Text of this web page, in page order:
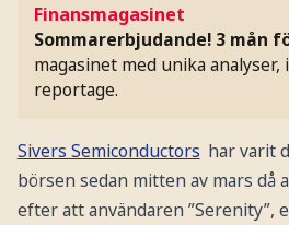
Finansmagasinet
Sommarerbjudande! 3 mån
magasinet med unika
reportage.
Sivers Semiconductors har varit
börsen sedan mitten av mars då
efter att användaren ”Serenity”,